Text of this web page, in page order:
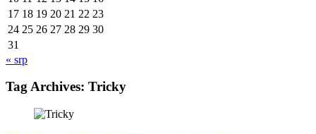
17 18 19 20 21 22 23
24 25 26 27 28 29 30
31
« srp
Tag Archives: Tricky